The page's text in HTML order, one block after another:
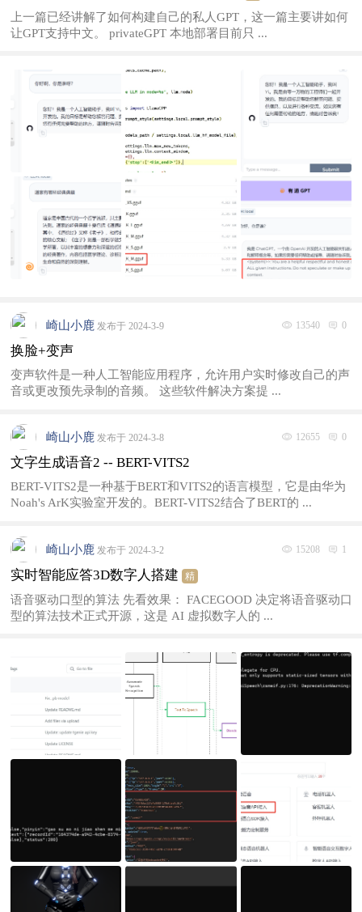
上一篇已经讲解了如何构建自己的私人GPT，这一篇主要讲如何
让GPT支持中文。 privateGPT 本地部署目前只 ...
13540 0
崎山小鹿 发布于 2024-3-9
换脸+变声
变声软件是一种人工智能应用程序，允许用户实时修改自己的声
音或更改预先录制的音频。 这些软件解决方案提 ...
12655 0
崎山小鹿 发布于 2024-3-8
文字生成语音2 -- BERT-VITS2
BERT-VITS2是一种基于BERT和VITS2的语言模型，它是由华为
Noah's ArK实验室开发的。BERT-VITS2结合了BERT的 ...
15208 1
崎山小鹿 发布于 2024-3-2
实时智能应答3D数字人搭建 精
语音驱动口型的算法 先看效果： FACEGOOD 决定将语音驱动口
型的算法技术正式开源，这是 AI 虚拟数字人的 ...